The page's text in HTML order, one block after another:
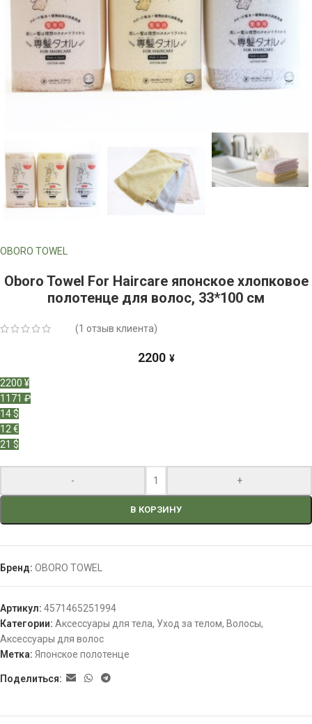
OBORO TOWEL
Oboro Towel For Haircare японское хлопковое
полотенце для волос, 33*100 см
(1 отзыв клиента)
2200 ¥
2200 ¥
1171 ₽
14 $
12 €
21 $
- +
В КОРЗИНУ
Бренд: OBORO TOWEL
Артикул: 4571465251994
Категории: Аксессуары для тела, Уход за телом, Волосы,
Аксессуары для волос
Метка: Японское полотенце
Поделиться: